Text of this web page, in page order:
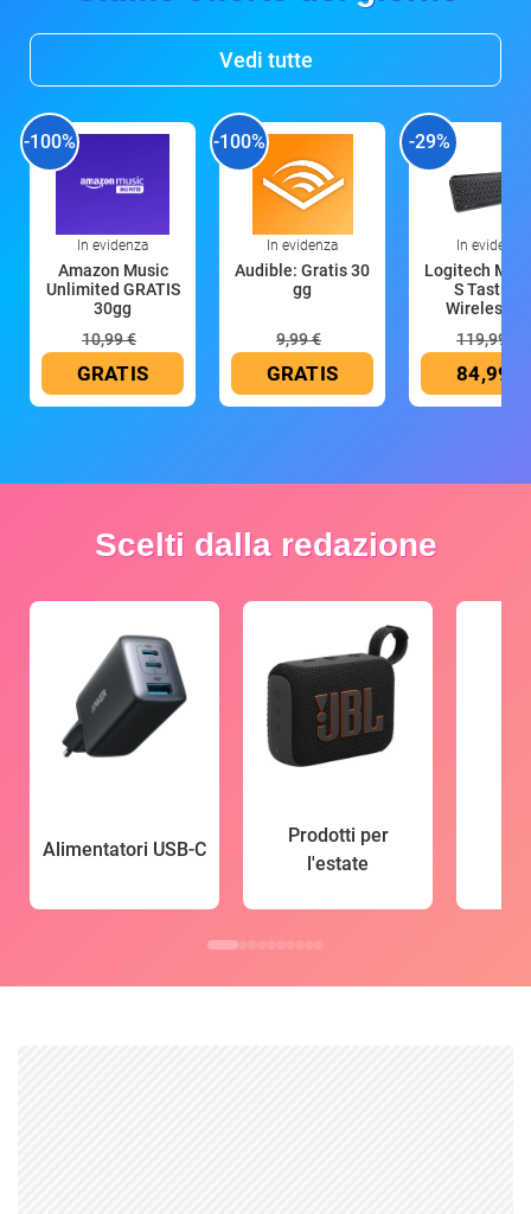
Vedi tutte
-100%
In evidenza
Amazon Music
Unlimited GRATIS
30gg
10,99 €
GRATIS
-100%
In evidenza
Audible: Gratis 30
gg
9,99 €
GRATIS
-29%
In evidenza
Logitech MX
S Tastiera
Wireless
119,99 €
84,99 €
Scelti dalla redazione
Alimentatori USB-C
Prodotti per
l'estate